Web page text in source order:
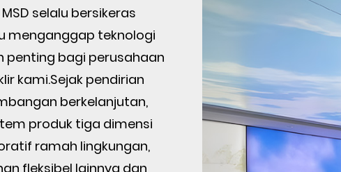
selalu bersikeras
menganggap teknologi
penting bagi perusahaan
kami.Sejak pendirian
berkelanjutan,
produk tiga dimensi
ramah lingkungan,
fleksibel lainnya dan